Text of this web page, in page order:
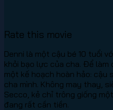
Rate this movie
Denni là một cậu bé 10 tuổi
khỏi bạo lực của cha. Để
một kế hoạch hoàn hảo:
cha mình. Không may thay,
Secco, kẻ chỉ trông giống
đang rất cần tiền.